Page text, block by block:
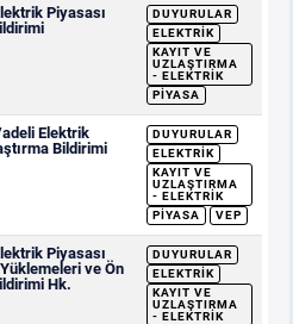
Piyasası
DUYURULAR
ELEKTRIK
KAYIT VE
UZLAŞTIRMA
- ELEKTRIK
PIYASA
Elektrik
Bildirimi
DUYURULAR
ELEKTRIK
KAYIT VE
UZLAŞTIRMA
- ELEKTRIK
PIYASA
VEP
Piyasası
ve Ön
Hk.
DUYURULAR
ELEKTRIK
KAYIT VE
UZLAŞTIRMA
- ELEKTRIK